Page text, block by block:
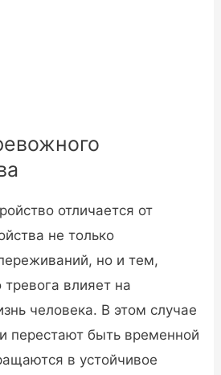
отличается от
не только
но и тем,
тревога влияет на
человека. В этом случае
перестают быть временной
в устойчивое